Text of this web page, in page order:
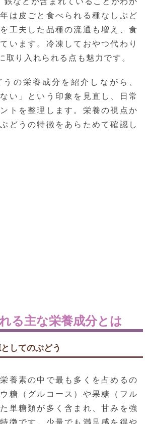
は皮ごと食べられる種なしぶど
工夫した品種の流通も増え、食
います。冷凍しておやつ代わり
取り入れられる点も魅力です。
の栄養成分を紹介しながら、
い」という印象を見直し、日常
トを整理します。栄養の視点か
どうの特徴をあらためて確認し
る主な栄養成分とは
してのぶどう
養素の中で最も多くを占めるの
糖（グルコース）や果糖（フル
単糖類が多く含まれ、甘みを強